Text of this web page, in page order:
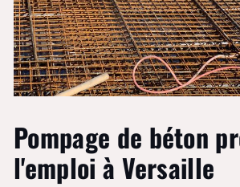
Pompage de béton
l'emploi à Versaille